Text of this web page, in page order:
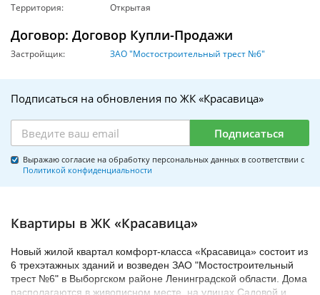
Территория: Открытая
Договор: Договор Купли-Продажи
Застройщик: ЗАО "Мостостроительный трест №6"
Подписаться на обновления по ЖК «Красавица»
Подписаться
Выражаю согласие на обработку персональных данных в соответствии с
Политикой конфиденциальности
Квартиры в ЖК «Красавица»
Новый жилой квартал комфорт-класса «Красавица» состоит из
6 трехэтажных зданий и возведен ЗАО "Мостостроительный
трест №6" в Выборгском районе Ленинградской области. Дома
располагаются в живописном месте, на улицах Садовой и